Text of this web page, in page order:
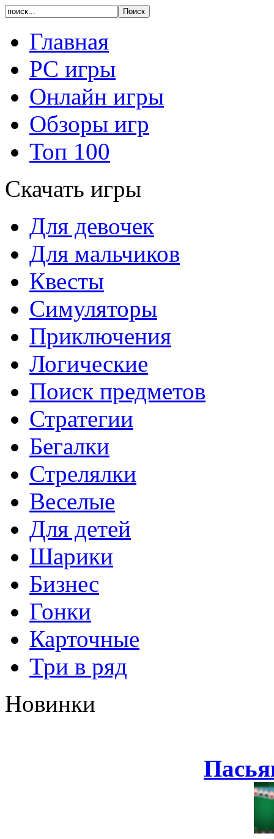
Главная
PC игры
Онлайн игры
Обзоры игр
Топ 100
Скачать игры
Для девочек
Для мальчиков
Квесты
Симуляторы
Приключения
Логические
Поиск предметов
Стратегии
Бегалки
Стрелялки
Веселые
Для детей
Шарики
Бизнес
Гонки
Карточные
Три в ряд
Новинки